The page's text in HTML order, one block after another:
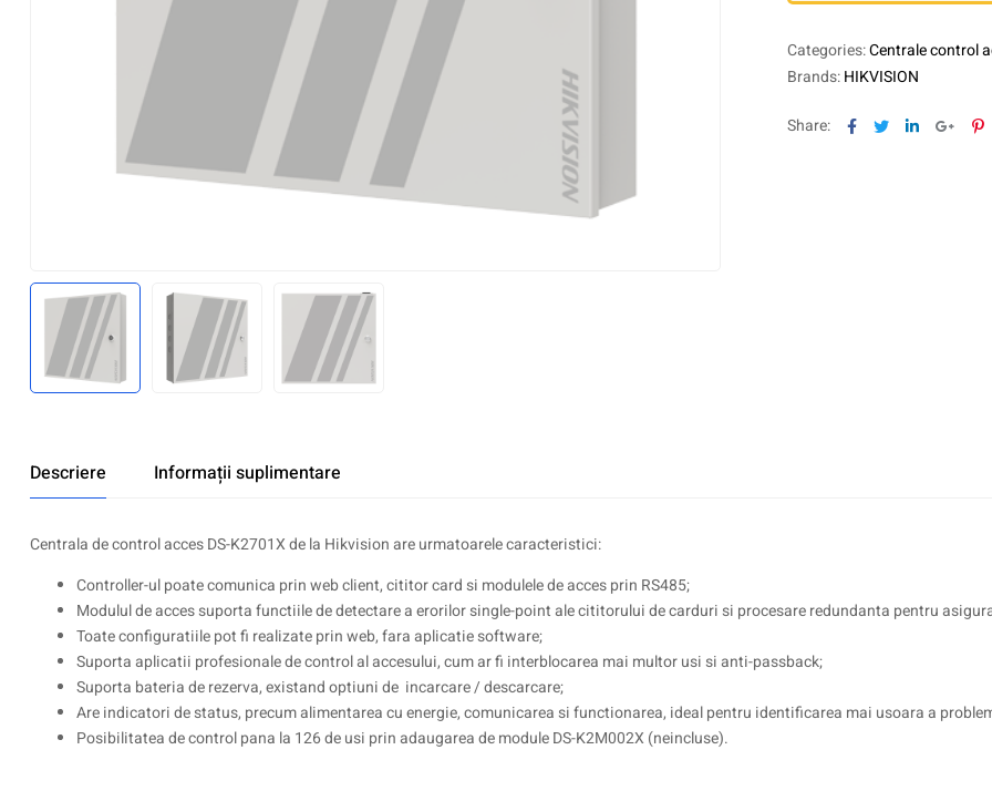
Categories:Centrale control
Brands:HIKVISION
Share: Facebook
TwitterLinkedin
Descriere Informații suplimentare
Centrala de control acces DS-K2701X de la Hikvision are urmatoarele caracteristici:
Controller-ul poate comunica prin web client, cititor card si modulele de acces prin RS485;
Modulul de acces suporta functiile de detectare a erorilor single-point ale cititorului de carduri si procesare redundanta pentru
Toate configuratiile pot fi realizate prin web, fara aplicatie software;
Suporta aplicatii profesionale de control al accesului, cum ar fi interblocarea mai multor usi si anti-passback;
Suporta bateria de rezerva, existand optiuni de incarcare / descarcare;
Are indicatori de status, precum alimentarea cu energie, comunicarea si functionarea, ideal pentru identificarea mai usoara a
Posibilitatea de control pana la 126 de usi prin adaugarea de module DS-K2M002X (neincluse).